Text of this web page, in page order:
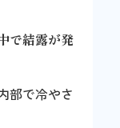
で結露が発
部で冷やさ